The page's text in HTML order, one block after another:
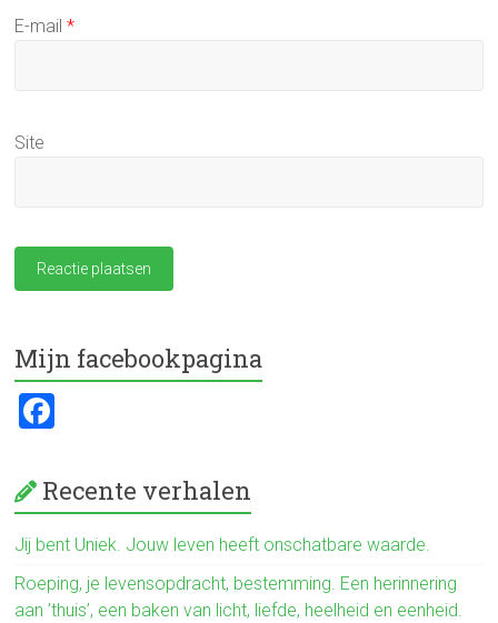
E-mail*
Site
Mijn facebookpagina
ce
b
o
ok
Recente verhalen
Jij bent Uniek. Jouw leven heeft onschatbare waarde.
Roeping, je levensopdracht, bestemming. Een herinnering
aan ’thuis’, een baken van licht, liefde, heelheid en eenheid.